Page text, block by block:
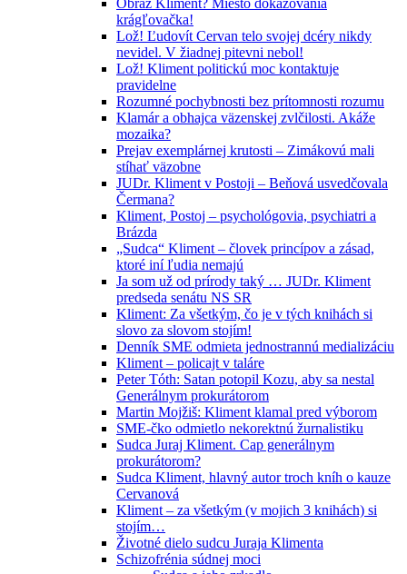
krágľovačka!
Lož! Ľudovít Cervan telo svojej dcéry nikdy
nevidel. V žiadnej pitevni nebol!
Lož! Kliment politickú moc kontaktuje
pravidelne
Rozumné pochybnosti bez prítomnosti rozumu
Klamár a obhajca väzenskej zvlčilosti. Akáže
mozaika?
Prejav exemplárnej krutosti – Zimákovú mali
stíhať väzobne
JUDr. Kliment v Postoji – Beňová usvedčovala
Čermana?
Kliment, Postoj – psychológovia, psychiatri a
Brázda
„Sudca“ Kliment – človek princípov a zásad,
ktoré iní ľudia nemajú
Ja som už od prírody taký … JUDr. Kliment
predseda senátu NS SR
Kliment: Za všetkým, čo je v tých knihách si
slovo za slovom stojím!
Denník SME odmieta jednostrannú medializáciu
Kliment – policajt v taláre
Peter Tóth: Satan potopil Kozu, aby sa nestal
Generálnym prokurátorom
Martin Mojžiš: Kliment klamal pred výborom
SME-čko odmietlo nekorektnú žurnalistiku
Sudca Juraj Kliment. Cap generálnym
prokurátorom?
Sudca Kliment, hlavný autor troch kníh o kauze
Cervanová
Kliment – za všetkým (v mojich 3 knihách) si
stojím…
Životné dielo sudcu Juraja Klimenta
Schizofrénia súdnej moci